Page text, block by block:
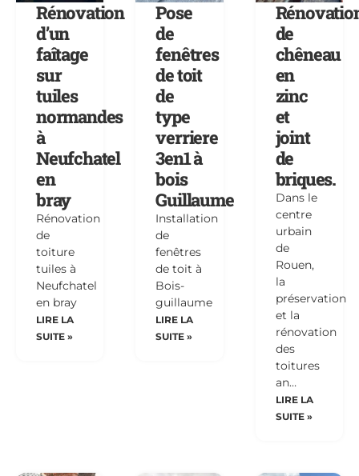
Rénovation
d’un
faîtage
sur
tuiles
normandes
à
Neufchatel
en
bray
Rénovation
de
toiture
tuiles à
Neufchatel
en bray
LIRE LA
SUITE »
Pose
de
fenêtres
de toit
de
type
verriere
3en1 à
bois
Guillaume
Installation
de
fenêtres
de toit à
Bois-
guillaume
LIRE LA
SUITE »
de
chêneau
en
zinc
et
joint
de
briques.
Dans le
centre
urbain
de
Rouen,
la
préservation
et la
rénovation
des
toitures
an…
LIRE LA
SUITE »